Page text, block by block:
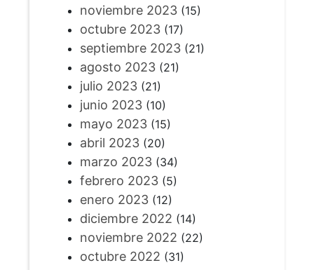
noviembre 2023(15)
octubre 2023(17)
septiembre 2023(21)
agosto 2023(21)
julio 2023(21)
junio 2023(10)
mayo 2023(15)
abril 2023(20)
marzo 2023(34)
febrero 2023(5)
enero 2023(12)
diciembre 2022 (14)
noviembre 2022 (22)
octubre 2022 (31)